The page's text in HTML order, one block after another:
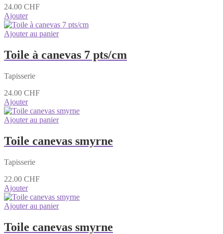
24.00 CHF
Ajouter
Ajouter au panier
Toile à canevas 7 pts/cm
Tapisserie
24.00 CHF
Ajouter
Ajouter au panier
Toile canevas smyrne
Tapisserie
22.00 CHF
Ajouter
Ajouter au panier
Toile canevas smyrne